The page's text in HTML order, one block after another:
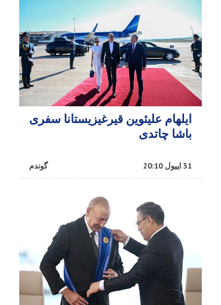
ایلهام علیئوین قیرغیزیستانا سفری
باشا چاتدی
گوندم 31 اییول 20:10